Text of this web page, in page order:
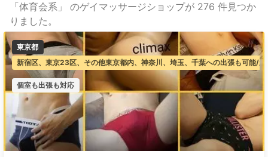
「体育会系」 のゲイマッサージショップが 276 件見つか
りました。
東京都
新宿区、東京23区、その他東京都内、神奈川、埼玉、千葉への出張も可能/
個室も出張も対応